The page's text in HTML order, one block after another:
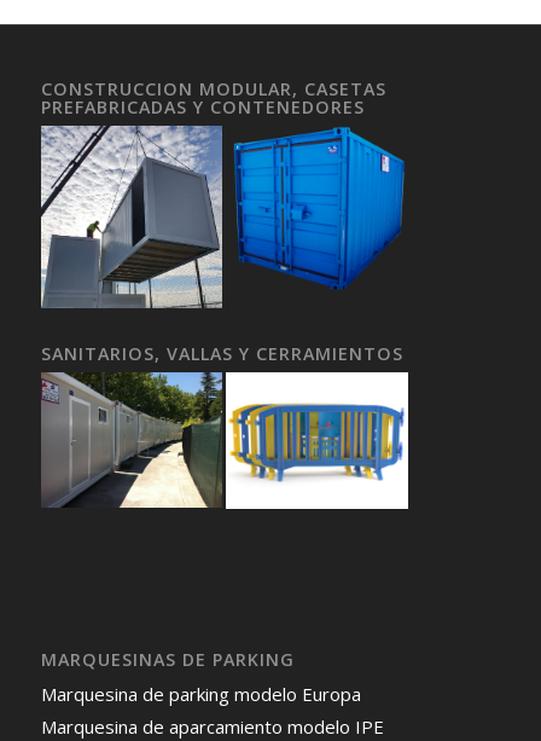
CONSTRUCCION MODULAR, CASETAS
PREFABRICADAS Y CONTENEDORES
SANITARIOS, VALLAS Y CERRAMIENTOS
MARQUESINAS DE PARKING
Marquesina de parking modelo Europa
Marquesina de aparcamiento modelo IPE